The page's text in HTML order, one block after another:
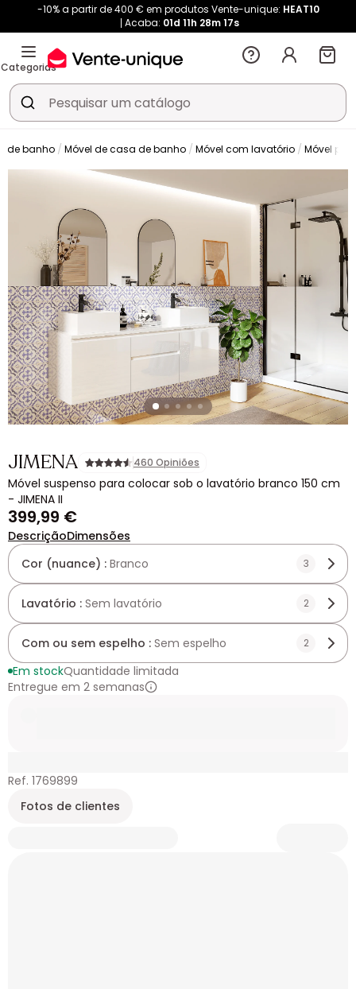
-10% a partir de 400 € em produtos Vente-unique: HEAT10
Acaba: 01d 11h 28m 17s
Categorias
de banho Móvel de casa de banho Móvel com lavatório Móvel
JIMENA 460 Opiniões
Móvel suspenso para colocar sob o lavatório branco 150 cm
- JIMENA II
399,99 €
DescriçãoDimensões
Cor (nuance) : Branco 3
Lavatório : Sem lavatório 2
Com ou sem espelho : Sem espelho 2
Em stockQuantidade limitada
Entregue em 2 semanas
Ref. 1769899
Fotos de clientes